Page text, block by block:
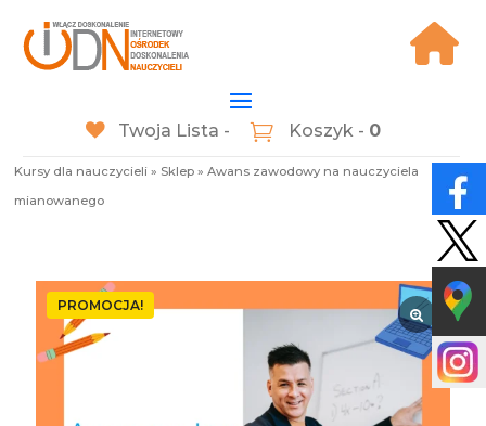
Twoja Lista - Koszyk - 0
Kursy dla nauczycieli » Sklep »Awans zawodowy na nauczyciela
mianowanego
PROMOCJA!